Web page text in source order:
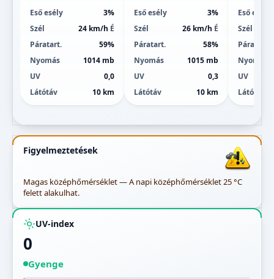
Eső esély
3%
Szél
24 km/h É
Páratart.
59%
Nyomás
1014 mb
UV
0,0
Látótáv
10 km
Eső esély
3%
Szél
26 km/h É
Páratart.
58%
Nyomás
1015 mb
UV
0,3
Látótáv
10 km
Eső esély
Szél
Páratart.
Nyomás
UV
Látótáv
Figyelmeztetések
Magas középhőmérséklet — A napi középhőmérséklet 25 °C
felett alakulhat.
UV-index
0
Gyenge